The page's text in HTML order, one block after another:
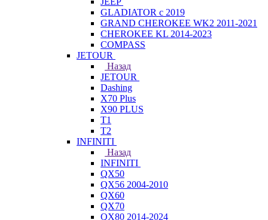
GLADIATOR с 2019
GRAND CHEROKEE WK2 2011-2021
CHEROKEE KL 2014-2023
COMPASS
JETOUR
Назад
JETOUR
Dashing
X70 Plus
X90 PLUS
T1
T2
INFINITI
Назад
INFINITI
QX50
QX56 2004-2010
QX60
QX70
QX80 2014-2024